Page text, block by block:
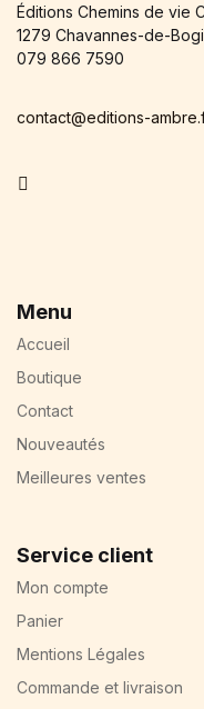
Éditions Chemins de vie
1279 Chavannes-de-
079 866 7590
contact@editions-
Menu
Accueil
Boutique
Contact
Nouveautés
Meilleures ventes
Service client
Mon compte
Panier
Mentions Légales
Commande et livraison